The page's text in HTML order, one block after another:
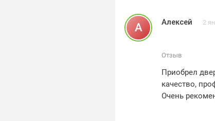
А Алексей 2
Отзыв
Приобрел
качество,
Очень